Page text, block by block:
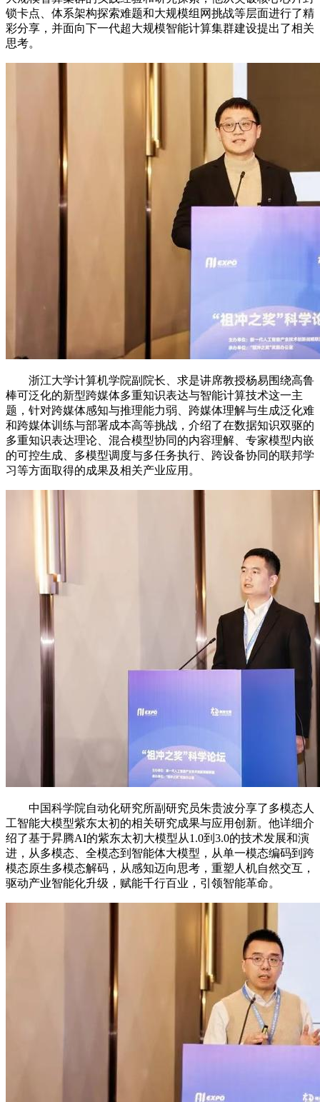
锁卡点、体系架构探索难题和大规模组网挑战等层面进行了精
彩分享，并面向下一代超大规模智能计算集群建设提出了相关
思考。
浙江大学计算机学院副院长、求是讲席教授杨易围绕高鲁
棒可泛化的新型跨媒体多重知识表达与智能计算技术这一主
题，针对跨媒体感知与推理能力弱、跨媒体理解与生成泛化难
和跨媒体训练与部署成本高等挑战，介绍了在数据知识双驱的
多重知识表达理论、混合模型协同的内容理解、专家模型内嵌
的可控生成、多模型调度与多任务执行、跨设备协同的联邦学
习等方面取得的成果及相关产业应用。
中国科学院自动化研究所副研究员朱贵波分享了多模态人
工智能大模型紫东太初的相关研究成果与应用创新。他详细介
绍了基于昇腾AI的紫东太初大模型从1.0到3.0的技术发展和演
进，从多模态、全模态到智能体大模型，从单一模态编码到跨
模态原生多模态解码，从感知迈向思考，重塑人机自然交互，
驱动产业智能化升级，赋能千行百业，引领智能革命。